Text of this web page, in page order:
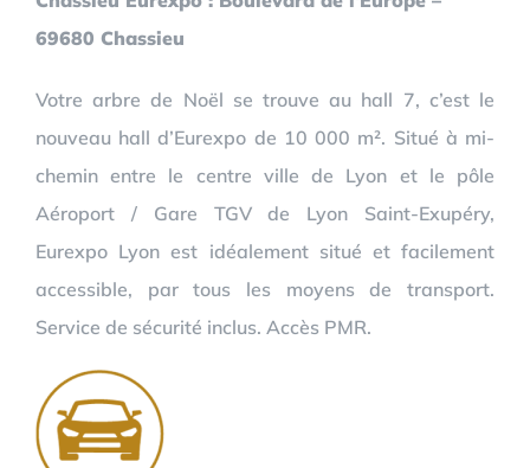
69680 Chassieu
Votre arbre de Noël se trouve au hall 7, c’est le
nouveau hall d’Eurexpo de 10 000 m². Situé à mi-
chemin entre le centre ville de Lyon et le pôle
Aéroport / Gare TGV de Lyon Saint-Exupéry,
Eurexpo Lyon est idéalement situé et facilement
accessible, par tous les moyens de transport.
Service de sécurité inclus. Accès PMR.